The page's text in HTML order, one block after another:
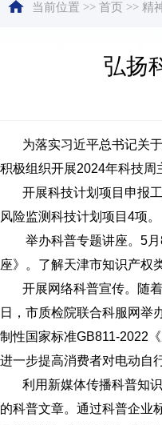
当前位置 >> 首页 >> 精
弘扬
为落实习近平总书记关于
积极组织开展2024年科技周
开展科技计划项目申报工
风险监测科技计划项目4项。
举办科普专题讲座。5月8
座》。了解天津市知识产权
开展网络科普宣传。随着
日，市质检院联合科服网举
制性国家标准GB811-2022
进一步提高消费者对电动自
利用新媒体传播科普知识
的科普文章。通过科普企业